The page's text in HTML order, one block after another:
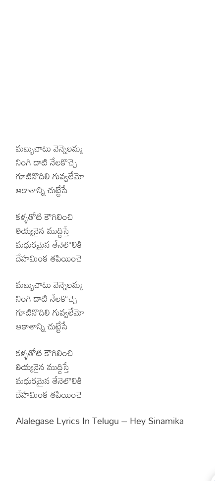
మబ్బుచాటు వెన్నెలమ్మ
నింగి దాటి నేలకొచ్చె
గూటినొదిలి గువ్వలేమో
ఆకాశాన్ని చుట్టేసే
కళ్ళతోటి కౌగిలించి
తియ్యనైన ముద్దిస్తే
మధురమైన తేనెలొలికి
దేహమింక తపియించె
మబ్బుచాటు వెన్నెలమ్మ
నింగి దాటి నేలకొచ్చె
గూటినొదిలి గువ్వలేమో
ఆకాశాన్ని చుట్టేసే
కళ్ళతోటి కౌగిలించి
తియ్యనైన ముద్దిస్తే
మధురమైన తేనెలొలికి
దేహమింక తపియించె
Alalegase Lyrics In Telugu – Hey Sinamika